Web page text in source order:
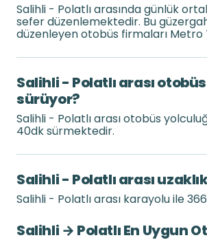
Salihli - Polatlı arasında günlük
sefer düzenlemektedir. Bu
düzenleyen otobüs firmaları Metro
Salihli - Polatlı arası
sürüyor?
Salihli - Polatlı arası otobüs
40dk sürmektedir.
Salihli - Polatlı arası
Salihli - Polatlı arası karayolu ile
Salihli → Polatlı En Uygun